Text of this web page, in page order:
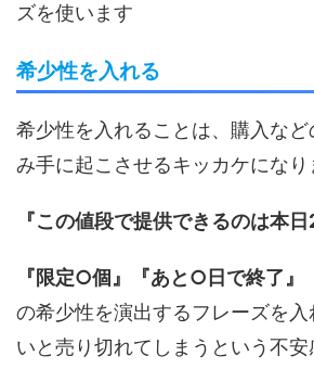
ズを使います
希少性を入れる
希少性を入れることは、購入な
み手に起こさせるキッカケになり
『この値段で提供できるのは本日
『限定○個』『あと○日で終了』
の希少性を演出するフレーズを
いと売り切れてしまうという不